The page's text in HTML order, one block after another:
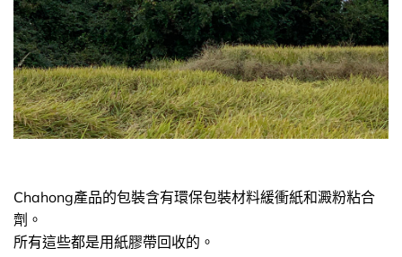
Chahong產品的包裝含有環保包裝材料緩衝紙和澱粉粘合
劑。
所有這些都是用紙膠帶回收的。